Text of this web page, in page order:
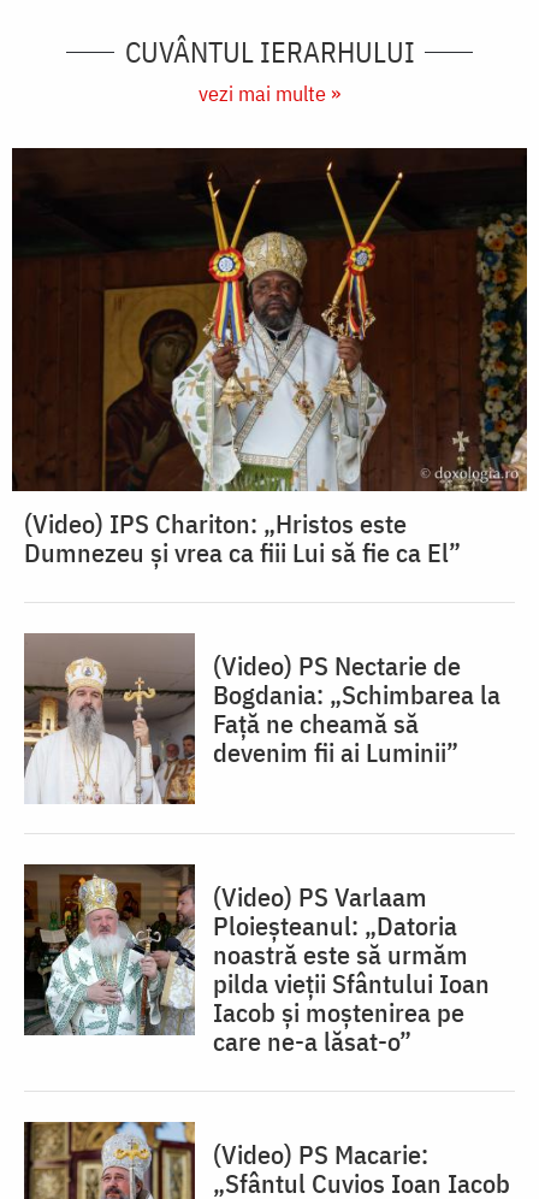
CUVÂNTUL IERARHULUI
vezi mai multe »
(Video) IPS Chariton: „Hristos este
Dumnezeu și vrea ca fiii Lui să fie ca El”
(Video) PS Nectarie de
Bogdania: „Schimbarea la
Față ne cheamă să
devenim fii ai Luminii”
(Video) PS Varlaam
Ploieșteanul: „Datoria
noastră este să urmăm
pilda vieții Sfântului Ioan
Iacob și moștenirea pe
care ne-a lăsat-o”
(Video) PS Macarie:
„Sfântul Cuvios Ioan Iacob